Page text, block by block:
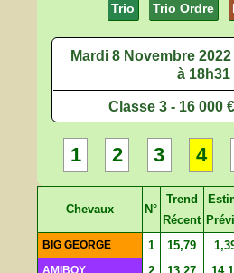
Trio Trio Ordre
Mardi 8 Novembre 2022
à 18h31
Classe 3 - 16 000
1 2 3 4
Chevaux N°
Trend
Récent
BIG GEORGE 1 15,79